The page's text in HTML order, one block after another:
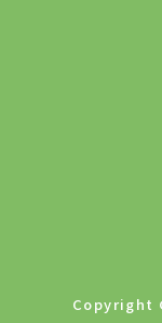
Copyright